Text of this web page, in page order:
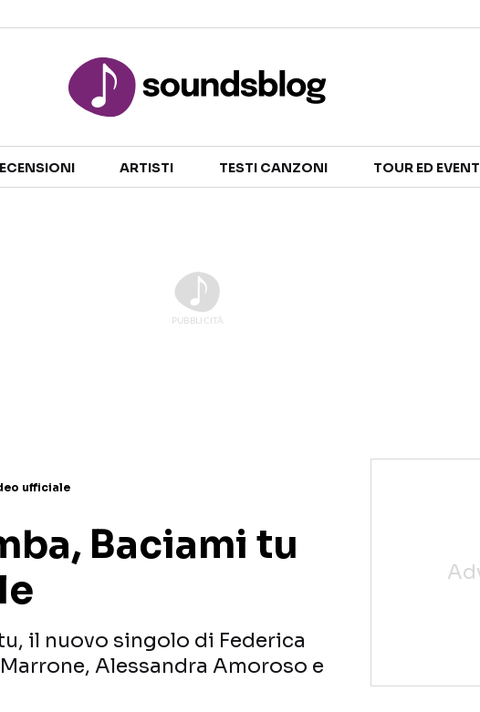
TALENT SHOW
ARTISTI TESTI CANZONI TOUR ED
ufficiale
Baciami tu
il nuovo singolo di Federica
Alessandra Amoroso e